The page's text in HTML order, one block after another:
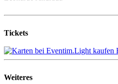
Tickets
Weiteres